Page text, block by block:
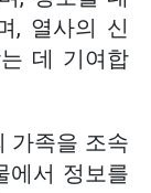
, 열사의 신
데 기여합
가족을 조속
에서 정보를